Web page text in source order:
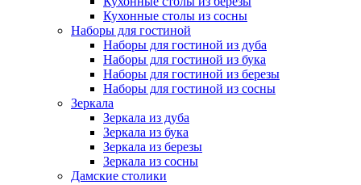
Кухонные столы из сосны
Наборы для гостиной
Наборы для гостиной из дуба
Наборы для гостиной из бука
Наборы для гостиной из березы
Наборы для гостиной из сосны
Зеркала
Зеркала из дуба
Зеркала из бука
Зеркала из березы
Зеркала из сосны
Дамские столики